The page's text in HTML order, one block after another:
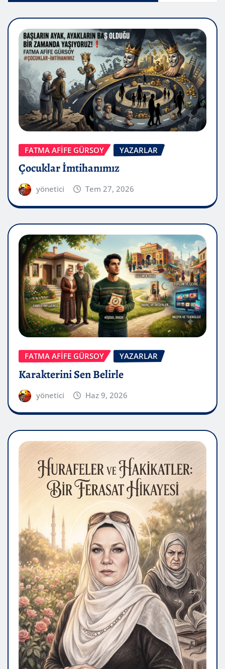
FATMA AFİFE GÜRSOY YAZARLAR
Çocuklar İmtihanımız
yönetici Tem 27, 2026
FATMA AFİFE GÜRSOY YAZARLAR
Karakterini Sen Belirle
yönetici Haz 9, 2026